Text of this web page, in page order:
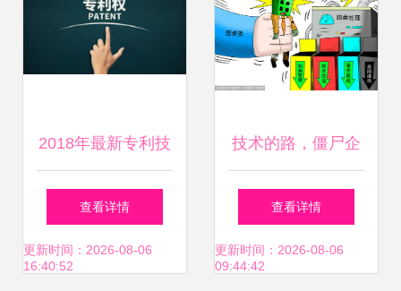
征程
2018年最新专利技
术转让协议编写指
南及范文
查看详情
更新时间：2026-08-06
16:40:52
技术的路，僵尸企
业的丧钟？——技
术转让与市场活力
查看详情
更新时间：2026-08-06
09:44:42